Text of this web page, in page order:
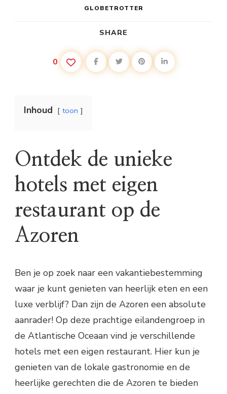
GLOBETROTTER
SHARE
0
Inhoud toon
Ontdek de unieke
hotels met eigen
restaurant op de
Azoren
Ben je op zoek naar een vakantiebestemming
waar je kunt genieten van heerlijk eten en een
luxe verblijf? Dan zijn de Azoren een absolute
aanrader! Op deze prachtige eilandengroep in
de Atlantische Oceaan vind je verschillende
hotels met een eigen restaurant. Hier kun je
genieten van de lokale gastronomie en de
heerlijke gerechten die de Azoren te bieden